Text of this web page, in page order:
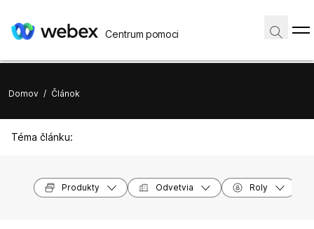
Centrum pomoci
Domov / Článok
Téma článku:
Produkty Odvetvia Roly